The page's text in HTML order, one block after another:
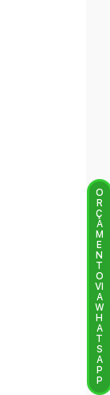
O
R
Ç
A
M
E
N
T
O
VI
A
W
H
A
T
S
A
P
P